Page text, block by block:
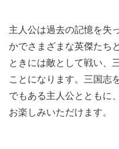
主人公は過去の記憶を失
かでさまざまな英傑たち
ときには敵として戦い、
ことになります。三国志
でもある主人公とともに
お楽しみいただけます。